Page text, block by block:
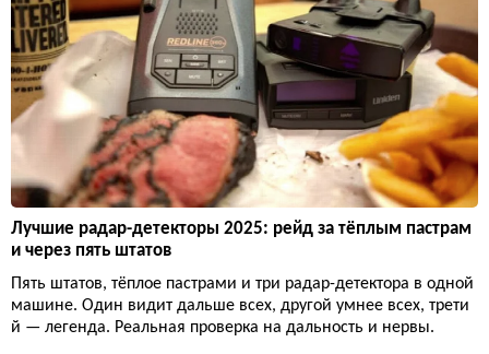
Лучшие радар-детекторы 2025: рейд за тёплым пастрам
и через пять штатов
Пять штатов, тёплое пастрами и три радар-детектора в одной
машине. Один видит дальше всех, другой умнее всех, трети
й — легенда. Реальная проверка на дальность и нервы.